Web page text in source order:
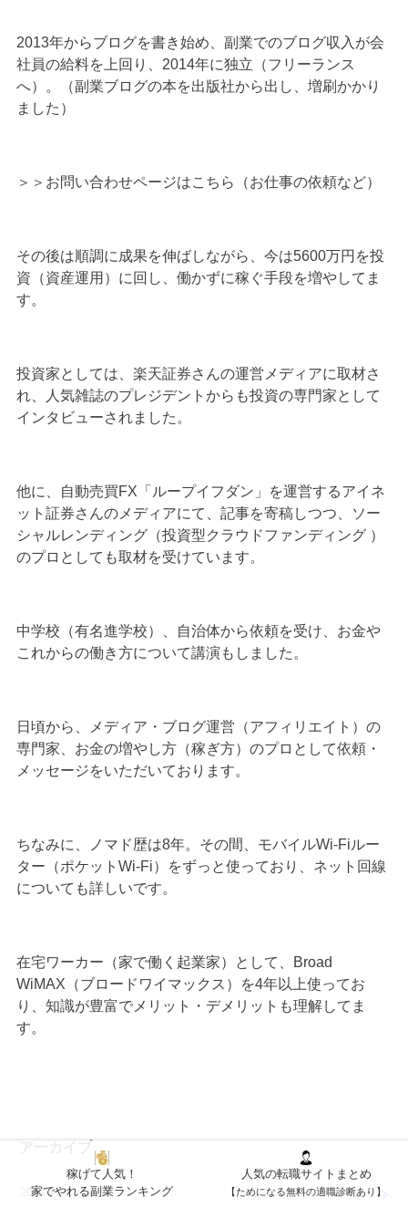
2013年からブログを書き始め、副業でのブログ収入が会
社員の給料を上回り、2014年に独立（フリーランス
へ）。（副業ブログの本を出版社から出し、増刷かかり
ました）
＞＞ お問い合わせページはこちら（お仕事の依頼など）
その後は順調に成果を伸ばしながら、今は5600万円を投
資（資産運用）に回し、働かずに稼ぐ手段を増やしてま
す。
投資家としては、楽天証券さんの運営メディアに取材さ
れ、人気雑誌のプレジデントからも投資の専門家として
インタビューされました。
他に、自動売買FX「ループイフダン」を運営するアイネ
ット証券さんのメディアにて、記事を寄稿しつつ、ソー
シャルレンディング（投資型クラウドファンディング ）
のプロとしても取材を受けています。
中学校（有名進学校）、自治体から依頼を受け、お金や
これからの働き方について講演もしました。
日頃から、メディア・ブログ運営（アフィリエイト）の
専門家、お金の増やし方（稼ぎ方）のプロとして依頼・
メッセージをいただいております。
ちなみに、ノマド歴は8年。その間、モバイルWi-Fiルー
ター（ポケットWi-Fi）をずっと使っており、ネット回線
についても詳しいです。
在宅ワーカー（家で働く起業家）として、Broad
WiMAX（ブロードワイマックス）を4年以上使ってお
り、知識が豊富でメリット・デメリットも理解してま
す。
2024年2月 (1)
稼げて人気！
家でやれる副業ランキング
人気の転職サイトまとめ
【ためになる無料の適職診断あり】